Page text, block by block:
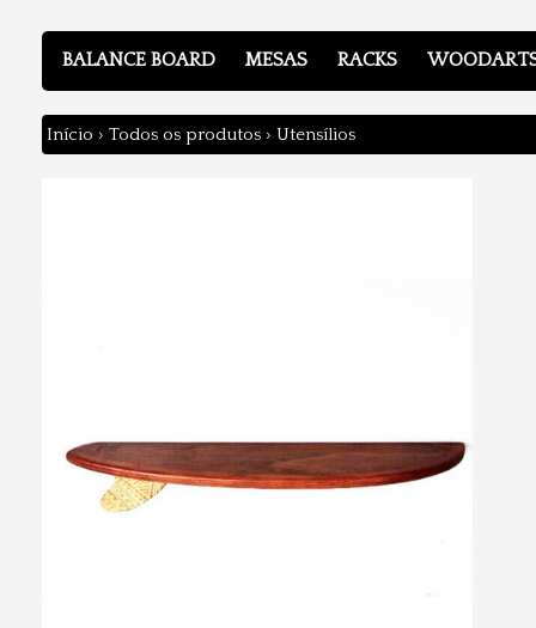
BALANCE BOARD MESAS RACKS
Início › Todos os produtos › Utensílios